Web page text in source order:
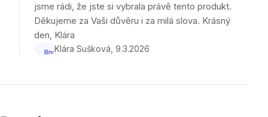
Klára Sušková 9.3.2026
jsme rádi, že jste si vybrala právě tento produkt.
Děkujeme za Vaši důvěru i za milá slova. Krásný
den, Klára